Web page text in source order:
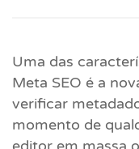
Uma das
Meta SEO é a
verificar
momento de